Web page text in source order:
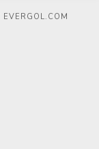
EVERGOL.COM